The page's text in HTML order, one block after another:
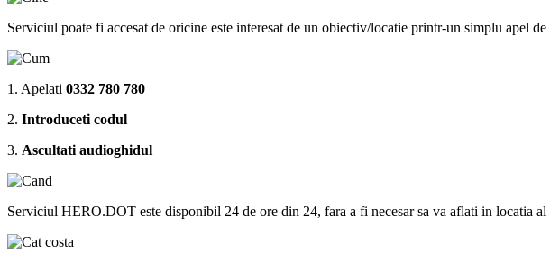
Serviciul poate fi accesat de oricine este interesat de un obiectiv/locatie printr-un simplu apel
1. Apelati 0332 780 780
2. Introduceti codul
3. Ascultati audioghidul
Serviciul HERO.DOT este disponibil 24 de ore din 24, fara a fi necesar sa va aflati in locatia